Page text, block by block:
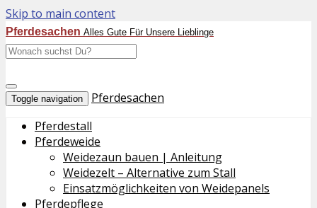
Skip to main content
PferdesachenAlles Gute Für Unsere Lieblinge
Toggle navigation
Pferdesachen
Pferdestall
Pferdeweide
Weidezaun bauen | Anleitung
Weidezelt – Alternative zum Stall
Einsatzmöglichkeiten von Weidepanels
Pferdepflege